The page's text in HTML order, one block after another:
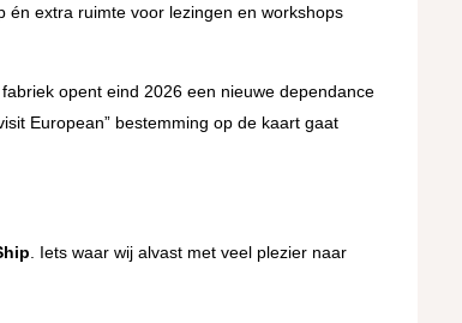
én extra ruimte voor lezingen en workshops
opent eind 2026 een nieuwe dependance
European” bestemming op de kaart gaat
. Iets waar wij alvast met veel plezier naar